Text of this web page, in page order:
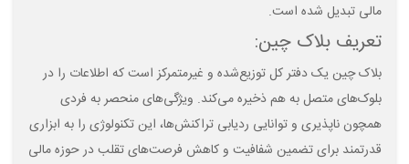
مالی تبدیل شده است.
تعریف بلاک چین:
بلاک چین یک دفتر کل توزیع‌شده و غیرمتمرکز است که اطلاعات را در
بلوک‌های متصل به هم ذخیره می‌کند. ویژگی‌های منحصر به فردی
همچون ناپذیری و توانایی ردیابی تراکنش‌ها، این تکنولوژی را به ابزاری
قدرتمند برای تضمین شفافیت و کاهش فرصت‌های تقلب در حوزه مالی